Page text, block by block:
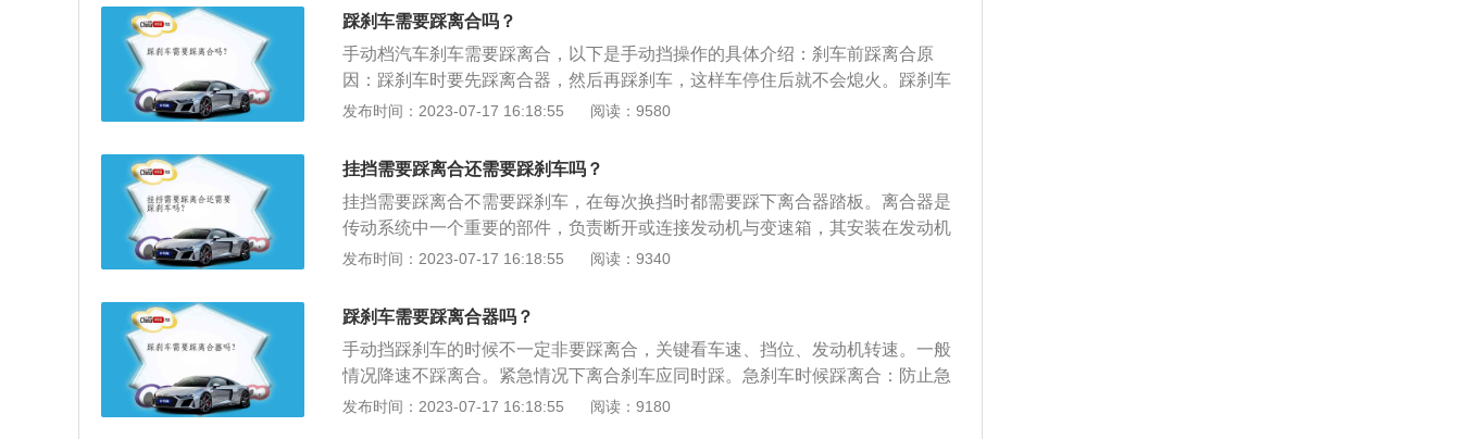
别是下长坡的时候，如果踩了离合反而会失去发动机的牵制作用。刹车片承受全
部的制动压力，长时间摩擦会发红变热失去制动效果，很容易发生安全事故。车
主不用担心下坡的时候会憋熄火，只要车子有惯性还会动，点刹的方式是不会让
汽车憋熄火的。
运输工具或机械等停止或减低速度的动作。汽车离合器的工作原理是发动机发出
的转矩，通过飞轮及压盘与从动盘接触面的摩擦作用传给从动盘，当驾驶员踩下
离合器踏板时，通过机件的传递，使膜片弹簧大端带动压盘后移，此时从动部分
与主动部分会分离。
踩刹车需要踩离合吗？
手动档汽车刹车需要踩离合，以下是手动挡操作的具体介绍：刹车前踩离合原
因：踩刹车时要先踩离合器，然后再踩刹车，这样车停住后就不会熄火。踩刹车
之前都会先踩离合器，以此断开发动机动力与油门之间的联系，这样操作之后无
手动挡是手动变速器（MT），也称手动挡，即用手拨动变速杆才能改变变速器内
的齿轮啮合装置，改变传动比，从而达到变速的目的。
发布时间：2023-07-17 16:18:55 阅读：9580
挂挡需要踩离合还需要踩刹车吗？
挂挡需要踩离合不需要踩刹车，在每次换挡时都需要踩下离合器踏板。离合器是
传动系统中一个重要的部件，负责断开或连接发动机与变速箱，其安装在发动机
飞轮上，离合器的压盘固定在发动力飞轮上，压盘与飞轮之间是离合器片。离合
断磨损，所以离合器片需要定期更换。离合器片中间有一个花键，这个花键固定
一个传动轴，传动轴就是变速箱的动力输入轴。
发布时间：2023-07-17 16:18:55 阅读：9340
踩刹车需要踩离合器吗？
手动挡踩刹车的时候不一定非要踩离合，关键看车速、挡位、发动机转速。一般
情况降速不踩离合。紧急情况下离合刹车应同时踩。急刹车时候踩离合：防止急
停时候车子死火，目的是急刹车后还能保持车子的灵活性和机动性，而且对于大
发布时间：2023-07-17 16:18:55 阅读：9180